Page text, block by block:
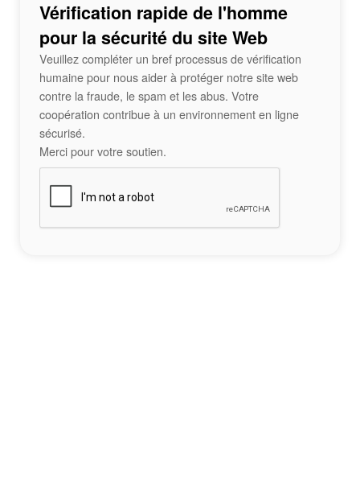
Vérification rapide de l'homme
pour la sécurité du site Web
Veuillez compléter un bref processus de vérification
humaine pour nous aider à protéger notre site web
contre la fraude, le spam et les abus. Votre
coopération contribue à un environnement en ligne
sécurisé.
Merci pour votre soutien.